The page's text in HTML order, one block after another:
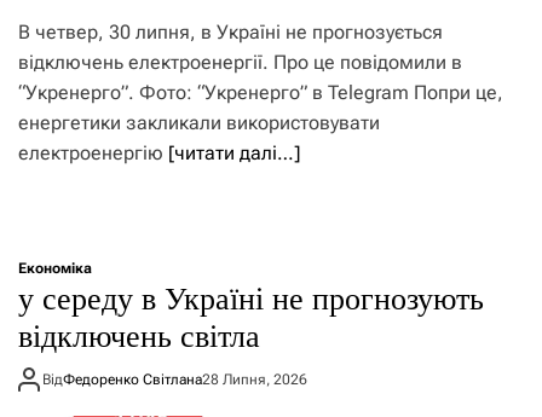
В четвер, 30 липня, в Україні не прогнозується
відключень електроенергії. Про це повідомили в
“Укренерго”. Фото: “Укренерго” в Telegram Попри це,
енергетики закликали використовувати
електроенергію [читати далі…]
Економіка
у середу в Україні не прогнозують
відключень світла
ВідФедоренко Світлана28 Липня, 2026